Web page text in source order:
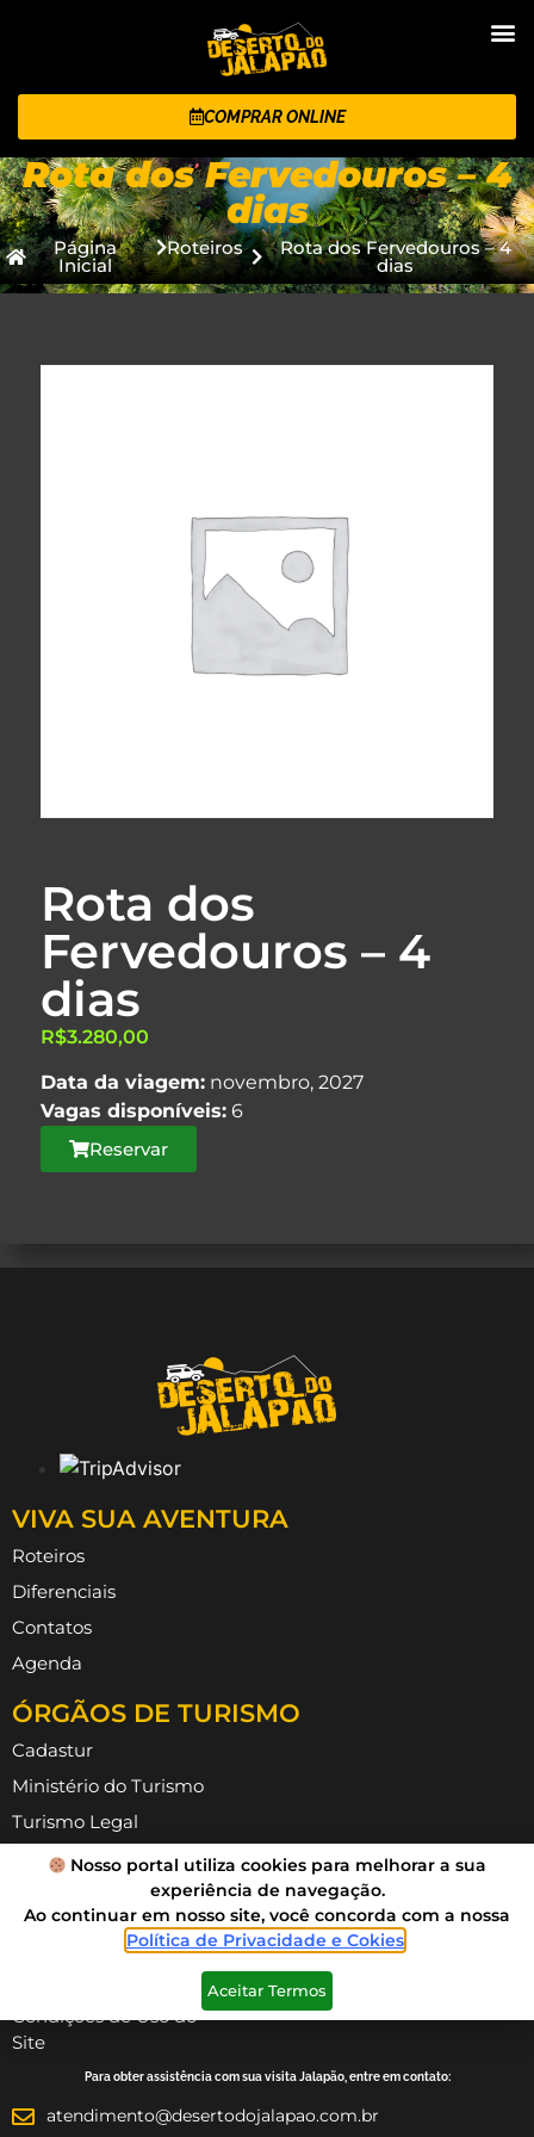
COMPRAR ONLINE
Rota dos Fervedouros – 4
dias
Página
Inicial
Roteiros Rota dos Fervedouros – 4
dias
Rota dos
Fervedouros – 4
dias
R$3.280,00
Data da viagem: novembro, 2027
Vagas disponíveis: 6
Reservar
VIVA SUA AVENTURA
Roteiros
Diferenciais
Contatos
Agenda
ÓRGÃOS DE TURISMO
Cadastur
Ministério do Turismo
Turismo Legal
ABAV TO
INFORMAÇÕES
Política de Privacidade
Condições de Uso do
Site
Para obter assistência com sua visita Jalapão, entre em contato:
atendimento@desertodojalapao.com.br
Nosso portal utiliza cookies para melhorar a sua
experiência de navegação.
Ao continuar em nosso site, você concorda com a nossa
Política de Privacidade e Cokies
Aceitar Termos